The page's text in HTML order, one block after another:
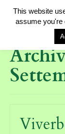
This website
assume you're